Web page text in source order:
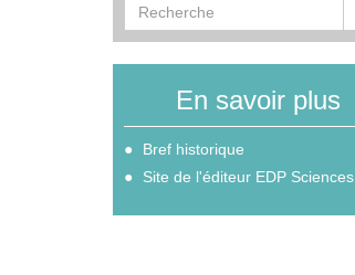
En savoir plus
Bref historique
Site de l'éditeur EDP Sciences